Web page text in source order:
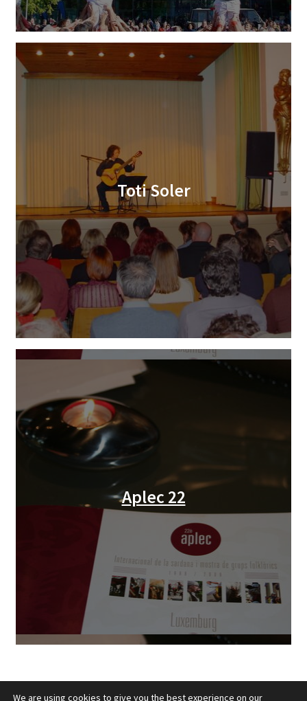
Toti Soler
Aplec 22
We are using cookies to give you the best experience on our